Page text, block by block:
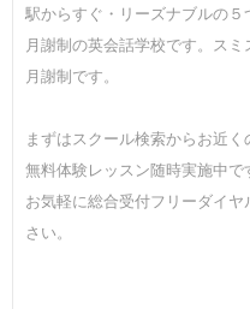
駅からすぐ・リーズナブルの
月謝制の英会話学校です。ス
月謝制です。
まずはスクール検索からお近く
無料体験レッスン随時実施中で
お気軽に総合受付フリーダイ
さい。